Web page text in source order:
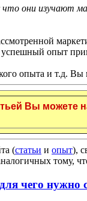
они изучают
опыт
опыта и т.д. Вы
Вы можете
(статьи и опыт),
тому,
чего нужно